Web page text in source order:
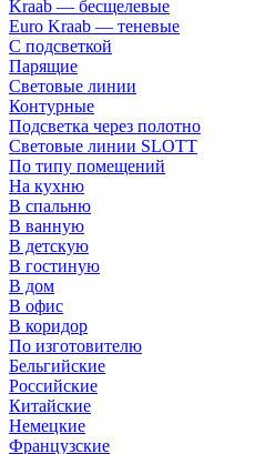
Kraab — бесщелевые
Euro Kraab — теневые
С подсветкой
Парящие
Световые линии
Контурные
Подсветка через полотно
Световые линии SLOTT
По типу помещений
На кухню
В спальню
В ванную
В детскую
В гостиную
В дом
В офис
В коридор
По изготовителю
Бельгийские
Российские
Китайские
Немецкие
Французские